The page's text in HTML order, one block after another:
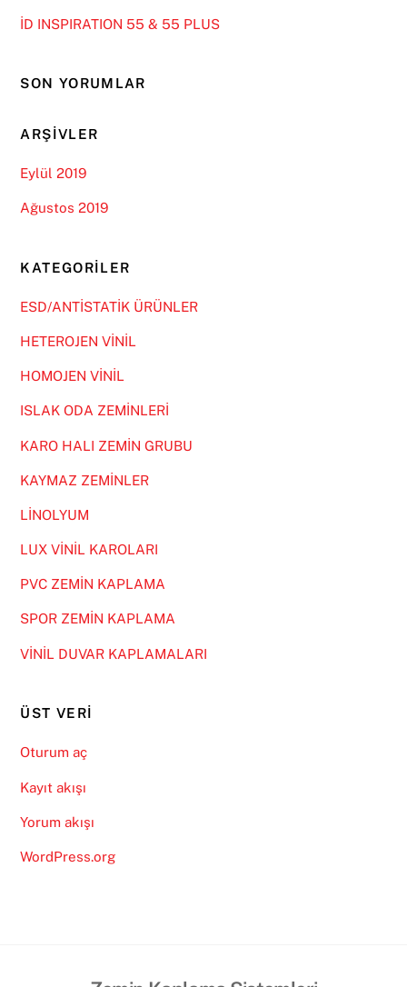
İD INSPIRATION 55 & 55 PLUS
SON YORUMLAR
ARŞIVLER
Eylül 2019
Ağustos 2019
KATEGORILER
ESD/ANTİSTATİK ÜRÜNLER
HETEROJEN VİNİL
HOMOJEN VİNİL
ISLAK ODA ZEMİNLERİ
KARO HALI ZEMİN GRUBU
KAYMAZ ZEMİNLER
LİNOLYUM
LUX VİNİL KAROLARI
PVC ZEMİN KAPLAMA
SPOR ZEMİN KAPLAMA
VİNİL DUVAR KAPLAMALARI
ÜST VERI
Oturum aç
Kayıt akışı
Yorum akışı
WordPress.org